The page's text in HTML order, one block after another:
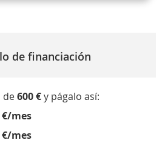
de financiación
de600 €y págalo así:
€/mes
€/mes